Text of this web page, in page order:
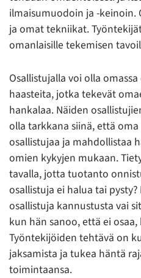
ilmaisumuodoin ja -
ja omat tekniikat.
omanlaisille tekemisen
Osallistujalla voi olla
haasteita, jotka tekevät
hankalaa. Näiden
olla tarkkana siinä, että
osallistujaa ja mahdollistaa
omien kykyjen mukaan.
tavalla, jotta tuotanto
osallistuja ei halua tai
osallistuja kannustusta vai
kun hän sanoo, että ei
Työntekijöiden tehtävä on
jaksamista ja tukea häntä
toimintaansa.